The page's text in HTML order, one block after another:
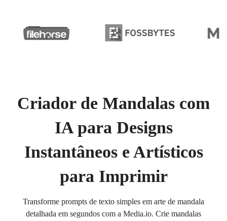
Criador de Mandalas com
IA para Designs
Instantâneos e Artísticos
para Imprimir
Transforme prompts de texto simples em arte de mandala
detalhada em segundos com a Media.io. Crie mandalas